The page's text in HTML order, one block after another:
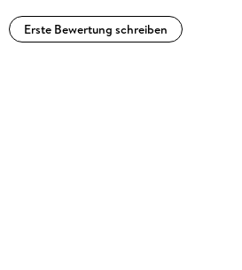
Erste Bewertung schreiben